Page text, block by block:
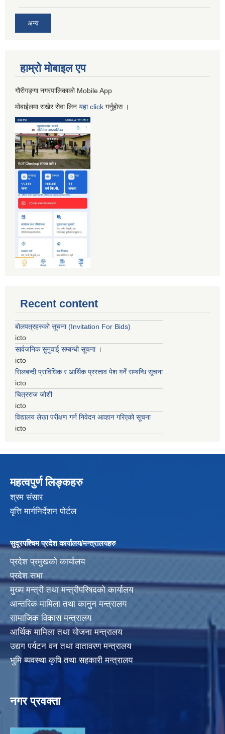
अन्य
हाम्रो माेबाइल एप
गौरीगङ्गा नगरपालिकाको Mobile App
मोबाईलमा राखेर सेवा लिन यहाclick गर्नुहाेस ।
Recent content
बोलपत्रहरुको सूचना (Invitation For Bids)
icto
सार्वजनिक सुनुवाई सम्बन्धी सूचना ।
icto
सिलबन्दी प्राविधिक र आर्थिक प्रस्ताव पेश गर्ने सम्बन्धि सूचना
icto
चित्रराज जोशी
icto
विद्यालय लेखा परीक्षण गर्न निवेदन आव्हान गरिएको सूचना
icto
महत्वपुर्ण लिङ्कहरु
श्रम संसार
वृत्ति मार्गनिर्देशन पोर्टल
सुदूरपश्चिम प्रदेश कार्यालय/मन्त्रालयहरु
प्रदेश प्रमुखको कार्यालय
प्रदेश सभा
मुख्य मन्त्री तथा मन्त्रीपरिषदको कार्यालय
आन्तरिक मामिला तथा कानुन मन्त्रालय
सामाजिक विकास मन्त्रालय
आर्थिक मामिला तथा योजना मन्त्रालय
उद्यग पर्यटन वन तथा वातावरण मन्त्रालय
भुमि ब्यवस्था कृषि तथा सहकारी मन्त्रालय
नगर प्रवक्ता